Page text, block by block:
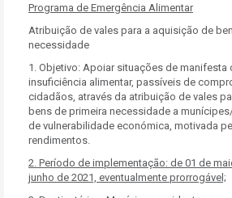
Programa de Emergência Alimentar
Atribuição de vales para a aquisição de
necessidade
1. Objetivo: Apoiar situações de manifesta
insuficiência alimentar, passíveis de
cidadãos, através da atribuição de vales
bens de primeira necessidade a
de vulnerabilidade económica, motivada
rendimentos.
2. Período de implementação: de 01 de
junho de 2021, eventualmente prorrogável;